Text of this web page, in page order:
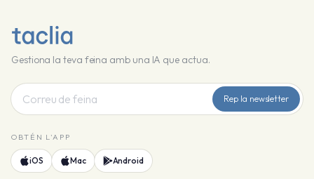
Gestiona la teva feina amb una IA que actua.
Rep la newsletter
OBTÉN L'APP
iOS Mac Android